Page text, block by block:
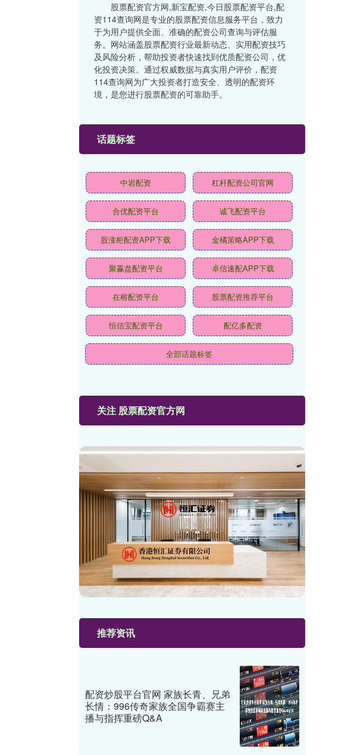
股票配资官方网,新宝配资,今日股票配资平台,配
资114查询网是专业的股票配资信息服务平台，致力
于为用户提供全面、准确的配资公司查询与评估服
务。网站涵盖股票配资行业最新动态、实用配资技巧
及风险分析，帮助投资者快速找到优质配资公司，优
化投资决策。通过权威数据与真实用户评价，配资
114查询网为广大投资者打造安全、透明的配资环
境，是您进行股票配资的可靠助手。
话题标签
中岩配资 杠杆配资公司官网
合优配资平台 诚飞配资平台
股涨柜配资APP下载 金橘策略APP下载
聚赢盘配资平台 卓信速配APP下载
在榕配资平台 股票配资推荐平台
恒信宝配资平台 配亿多配资
全部话题标签
关注 股票配资官方网
推荐资讯
配资炒股平台官网 家族长青、兄弟
长情：996传奇家族全国争霸赛主
播与指挥重磅Q&A